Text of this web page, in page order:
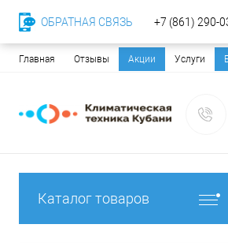
Главная Отзывы Акции Услуги
Каталог товаров
ОБРАТНАЯ СВЯЗЬ +7 (861) 290-